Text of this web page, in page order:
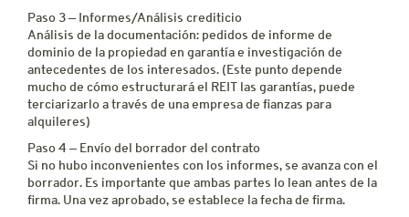
Paso 3 — Informes/Análisis crediticio
Análisis de la documentación: pedidos de informe de
dominio de la propiedad en garantía e investigación de
antecedentes de los interesados. (Este punto depende
mucho de cómo estructurará el REIT las garantías, puede
terciarizarlo a través de una empresa de fianzas para
alquileres)
Paso 4 — Envío del borrador del contrato
Si no hubo inconvenientes con los informes, se avanza con el
borrador. Es importante que ambas partes lo lean antes de la
firma. Una vez aprobado, se establece la fecha de firma.